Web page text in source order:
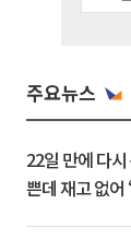
주요뉴스
22일 만에 다
쁜데 재고 없어